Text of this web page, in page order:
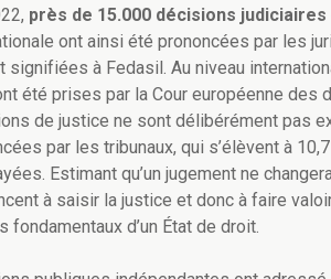
près de 15.000 décisions judiciaires
ont ainsi été prononcées par les
à Fedasil. Au niveau
été prises par la Cour européenne des
de justice ne sont délibérément pas
par les tribunaux, qui s’élèvent à
Estimant qu’un jugement ne
à saisir la justice et donc à faire
fondamentaux d’un État de droit.